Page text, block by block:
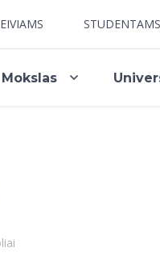
STUDENTAMS
Mokslas